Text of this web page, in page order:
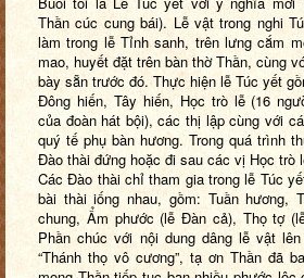
Thần cúc cung bái). Lễ vật trong nghi
làm trong lễ Tỉnh sanh, trên lưng cắm
mao, huyết đặt trên bàn thờ Thần, cùng
bày sẵn trước đó. Thực hiện lễ Túc yết
Đông hiến, Tây hiến, Học trò lễ (16
của đoàn hát bội), các thị lập cùng với
quý tế phụ bàn hương. Trong quá trình
Đào thài đứng hoặc đi sau các vị Học trò
Các Đào thài chỉ tham gia trong lễ Túc
bài thài iống nhau, gồm: Tuần hương,
chung, Ẩm phước (lễ Đàn cả), Thọ tợ
Phần chúc với nội dung dâng lễ vật
“Thánh thọ vô cương”, tạ ơn Thần đã